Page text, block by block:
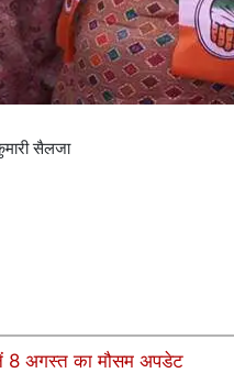
सैलजा
8 अगस्त का मौसम अपडेट